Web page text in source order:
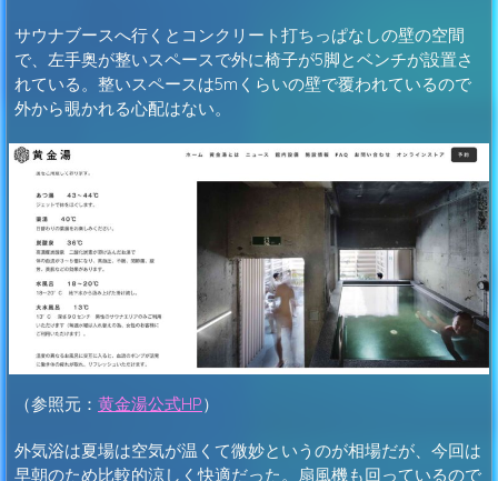
サウナブースへ行くとコンクリート打ちっぱなしの壁の空間
で、左手奥が整いスペースで外に椅子が5脚とベンチが設置さ
れている。整いスペースは5mくらいの壁で覆われているので
外から覗かれる心配はない。
（参照元： 黄金湯公式HP）
外気浴は夏場は空気が温くて微妙というのが相場だが、今回は
早朝のため比較的涼しく快適だった。扇風機も回っているので